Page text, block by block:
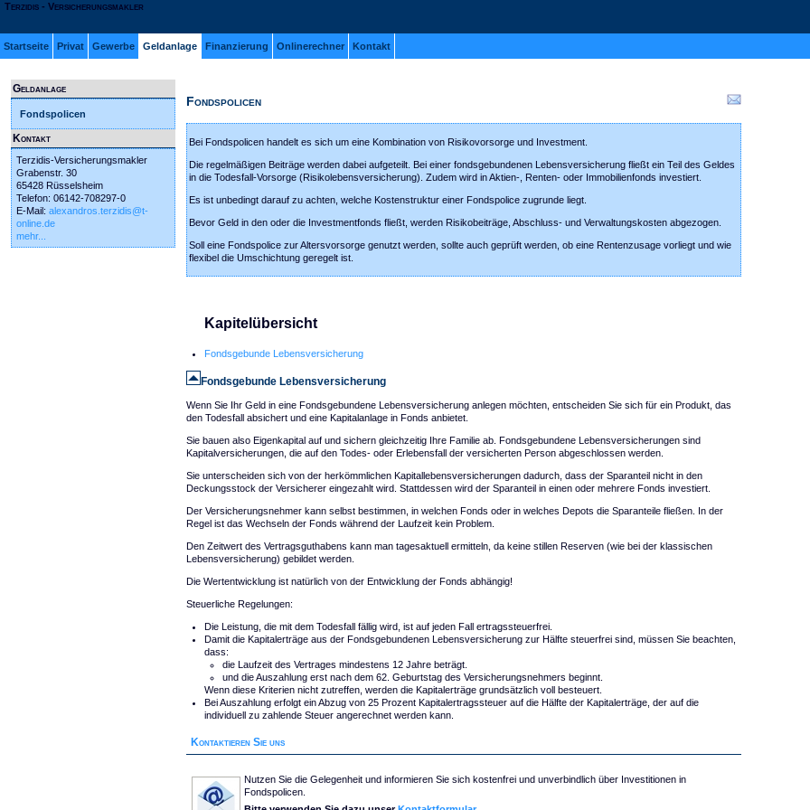
Terzidis - Versicherungsmakler
Startseite Privat Gewerbe Geldanlage Finanzierung Onlinerechner Kontakt
Geldanlage
Fondspolicen
Kontakt
Terzidis-Versicherungsmakler
Grabenstr. 30
65428 Rüsselsheim
Telefon: 06142-708297-0
E-Mail: alexandros.terzidis@t-
online.de
mehr...
Fondspolicen
Bei Fondspolicen handelt es sich um eine Kombination von Risikovorsorge und Investment.
Die regelmäßigen Beiträge werden dabei aufgeteilt. Bei einer fondsgebundenen Lebensversicherung fließt ein Teil des Geldes
in die Todesfall-Vorsorge (Risikolebensversicherung). Zudem wird in Aktien-, Renten- oder Immobilienfonds investiert.
Es ist unbedingt darauf zu achten, welche Kostenstruktur einer Fondspolice zugrunde liegt.
Bevor Geld in den oder die Investmentfonds fließt, werden Risikobeiträge, Abschluss- und Verwaltungskosten abgezogen.
Soll eine Fondspolice zur Altersvorsorge genutzt werden, sollte auch geprüft werden, ob eine Rentenzusage vorliegt und wie
flexibel die Umschichtung geregelt ist.
Kapitelübersicht
Fondsgebunde Lebensversicherung
Fondsgebunde Lebensversicherung
Wenn Sie Ihr Geld in eine Fondsgebundene Lebensversicherung anlegen möchten, entscheiden Sie sich für ein Produkt, das
den Todesfall absichert und eine Kapitalanlage in Fonds anbietet.
Sie bauen also Eigenkapital auf und sichern gleichzeitig Ihre Familie ab. Fondsgebundene Lebensversicherungen sind
Kapitalversicherungen, die auf den Todes- oder Erlebensfall der versicherten Person abgeschlossen werden.
Sie unterscheiden sich von der herkömmlichen Kapitallebensversicherungen dadurch, dass der Sparanteil nicht in den
Deckungsstock der Versicherer eingezahlt wird. Stattdessen wird der Sparanteil in einen oder mehrere Fonds investiert.
Der Versicherungsnehmer kann selbst bestimmen, in welchen Fonds oder in welches Depots die Sparanteile fließen. In der
Regel ist das Wechseln der Fonds während der Laufzeit kein Problem.
Den Zeitwert des Vertragsguthabens kann man tagesaktuell ermitteln, da keine stillen Reserven (wie bei der klassischen
Lebensversicherung) gebildet werden.
Die Wertentwicklung ist natürlich von der Entwicklung der Fonds abhängig!
Steuerliche Regelungen:
Die Leistung, die mit dem Todesfall fällig wird, ist auf jeden Fall ertragssteuerfrei.
Damit die Kapitalerträge aus der Fondsgebundenen Lebensversicherung zur Hälfte steuerfrei sind, müssen Sie beachten,
dass:
die Laufzeit des Vertrages mindestens 12 Jahre beträgt.
und die Auszahlung erst nach dem 62. Geburtstag des Versicherungsnehmers beginnt.
Wenn diese Kriterien nicht zutreffen, werden die Kapitalerträge grundsätzlich voll besteuert.
Bei Auszahlung erfolgt ein Abzug von 25 Prozent Kapitalertragssteuer auf die Hälfte der Kapitalerträge, der auf die
individuell zu zahlende Steuer angerechnet werden kann.
Kontaktieren Sie uns
Nutzen Sie die Gelegenheit und informieren Sie sich kostenfrei und unverbindlich über Investitionen in
Fondspolicen.